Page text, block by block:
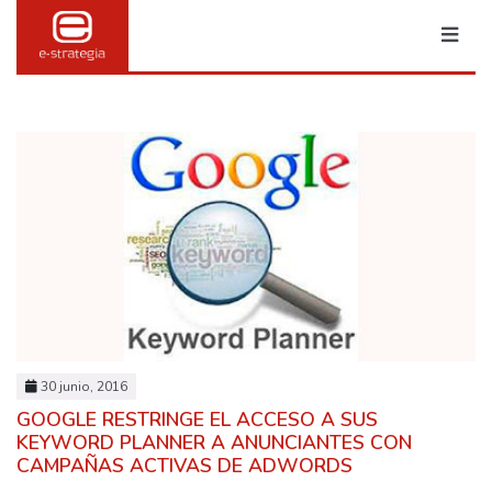
MARKETING & PUBLI
TRANSFORMACIÓN DIGITAL
SOCIAL MEDIA
30 junio, 2016
GOOGLE RESTRINGE EL ACCESO A SUS
KEYWORD PLANNER A ANUNCIANTES CON
CAMPAÑAS ACTIVAS DE ADWORDS